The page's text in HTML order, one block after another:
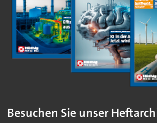
Besuchen Sie unser